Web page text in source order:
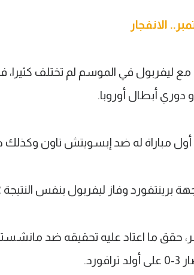
الانفجار
ليفربول في الموسم لم تختلف
دوري أبطال أوروبا.
له ضد إبسويتش تاون وكذلك صنع
وفاز ليفربول بنفس النتيجة 2-0.
حقق ما اعتاد عليه تحقيقه ضد